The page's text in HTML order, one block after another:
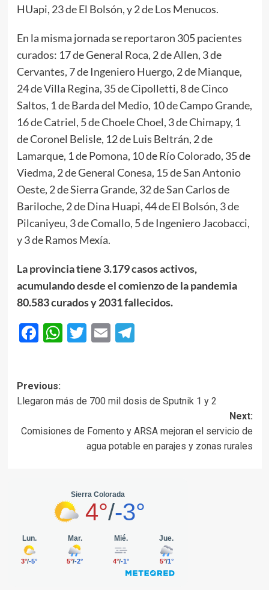
HUapi, 23 de El Bolsón, y 2 de Los Menucos.
En la misma jornada se reportaron 305 pacientes
curados: 17 de General Roca, 2 de Allen, 3 de
Cervantes, 7 de Ingeniero Huergo, 2 de Mianque,
24 de Villa Regina, 35 de Cipolletti, 8 de Cinco
Saltos, 1 de Barda del Medio, 10 de Campo Grande,
16 de Catriel, 5 de Choele Choel, 3 de Chimapy, 1
de Coronel Belisle, 12 de Luis Beltrán, 2 de
Lamarque, 1 de Pomona, 10 de Río Colorado, 35 de
Viedma, 2 de General Conesa, 15 de San Antonio
Oeste, 2 de Sierra Grande, 32 de San Carlos de
Bariloche, 2 de Dina Huapi, 44 de El Bolsón, 3 de
Pilcaniyeu, 3 de Comallo, 5 de Ingeniero Jacobacci,
y 3 de Ramos Mexía.
La provincia tiene 3.179 casos activos,
acumulando desde el comienzo de la pandemia
80.583 curados y 2031 fallecidos.
Facebook
WhatsApp
Twitter
EmailTelegram
Post
navigation
Previous:
Llegaron más de 700 mil dosis de Sputnik 1 y 2
Next:
Comisiones de Fomento y ARSA mejoran el servicio de
agua potable en parajes y zonas rurales